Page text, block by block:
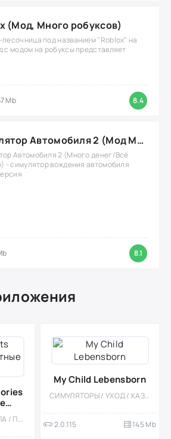
(Мод, Много робуксов)
под названием "Roblox" на
с модом на робуксы представляет
Mb 8.4
Симулятор Автомобиля 2 (Мод Много денег/Всё открыто)
Автомобиля 2 (Много денег/Всё
- симулятор вождения автомобиля
8.1
ВИЗУАЛЬНАЯ НОВЕЛЛА / ПРИКЛЮЧЕНИЕ / КАЗУАЛЬНЫЕ / ОДНОПОЛЬЗОВАТЕЛЬСКИЕ / НЕСКОЛЬКО КОНЦОВОК / МОД
My Child Lebensborn
СИМУЛЯТОРЫ / УХОД / КАЗУАЛЬНЫЕ / ОДНОПОЛЬЗОВАТЕЛЬСКИЕ / ОФЛАЙН / ДЛЯ ДЕТЕЙ / СТИЛИЗАЦИЯ / ПЛАТНАЯ
2.0.115 145 Mb